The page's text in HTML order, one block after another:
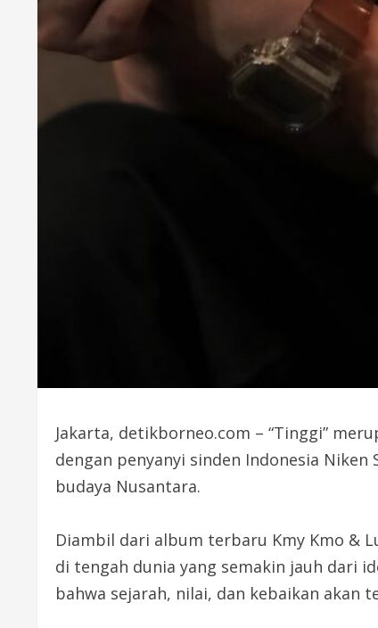
Jakarta, detikborneo.com – “Tinggi”
dengan penyanyi sinden Indonesia
budaya Nusantara.
Diambil dari album terbaru Kmy Kmo &
di tengah dunia yang semakin jauh dari
bahwa sejarah, nilai, dan kebaikan akan